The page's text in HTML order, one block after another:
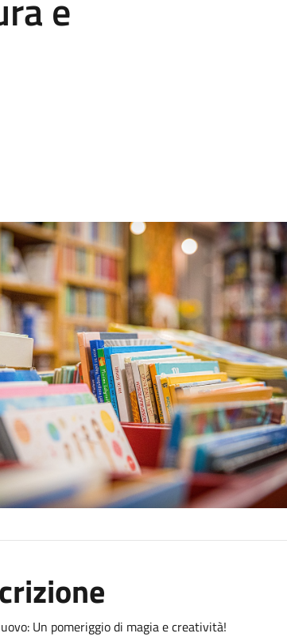
Un pomeriggio di magia e creatività!